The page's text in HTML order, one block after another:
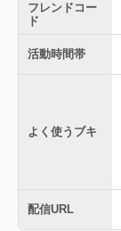
フレンドコー
ド
活動時間帯
よく使うブキ
配信URL